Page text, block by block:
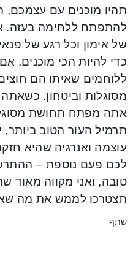
תהיו מוכנים עם עצמכם,
להתפתח ללחימה בעזה.
של אימון וכל רגע של
כדי להיות הכי מוכנים.
ללוחמים שאיתו הם
מסוגלות וביטחון.
אתה מפתח תחושת
תרמיל העור הטוב
עוצמה ואנרגיה שהיא
לכם פעם נוספת –
טובה, ואני מקווה מאוד
תצטרכו לממש את מה
שתף